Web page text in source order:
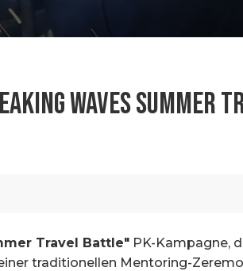
WAVES SUMMER
Travel Battle" PK-Kampagne,
traditionellen Mentoring-